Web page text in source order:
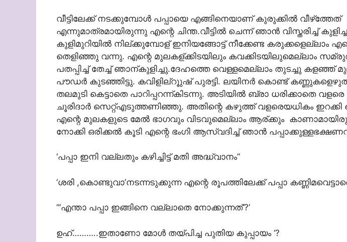
വീട്ടിലേക്ക് നടക്കുമ്പോള്‍ പപ്പായെ എങ്ങിനെയാണ് കുരുക്കില്‍ വീഴ്‌ത്തേത്
എന്നുമാത്രമായിരുന്നു എന്റെ ചിന്ത.വീട്ടില്‍ ചെന്ന് ഞാന്‍ വിസ്തരിച്ച്
കുളിമുറിയില്‍ നില്ക്കുമ്പോള് ഇനിയങ്ങോട്ട് നീക്കേണ്ട കരുക്കളെല്ലാം
തെളിഞ്ഞു വന്നു. എന്റെ മുലകള്ക്കിടയിലും കവക്കിടയിലുമെല്ലാം
പതപ്പിച്ച് തേച്ച് ഞാന്കുളിച്ചു.ദേഹത്തെ വെള്ളമെല്ലാം തുടച്ചു കളഞ്ഞ്
പൗഡര്‍ കുടഞ്ഞിട്ടു. കവിളില്റൂുഷ് പുരട്ടി. ലയിനര്‍ കൊണ്ട്
തലമുടി കെട്ടാതെ പാറിപ്പറന്ന്കിടന്നു. അടിയില്‍ ബ്രാ ധരിക്കാതെ
ചൂരിദാര്‍ സെറ്റ്എടുത്തണിഞ്ഞു. അതിന്റെ കഴുത്ത് വളരെയധികം ഇറക്കി
എന്റെ മുലകളുടെ മേല്‍ ഭാഗവും വിടവുമെല്ലാം ആര്ക്കും
നോക്കി ഒരിക്കല്‍ കൂടി എന്റെ ഭംഗി ആസ്വദിച്ച് ഞാന്‍
‘പപ്പാ ഇനി വല്ലതും കഴിച്ചിട്ട് മതി അദ്ധ്വാനം”
‘ശരി ,കൊണ്ടുവാ’നടന്നടുക്കുന്ന എന്റെ രൂപത്തിലേക്ക് പപ്പാ
“‘എന്താ പപ്പാ ഇങ്ങിനെ വല്ലാതെ നോക്കുന്നത്’?’
ഉഹ്………..ഇതാണോ മോള്‍ തയ്പിച്ച പുതിയ കുപ്പായം ‘?